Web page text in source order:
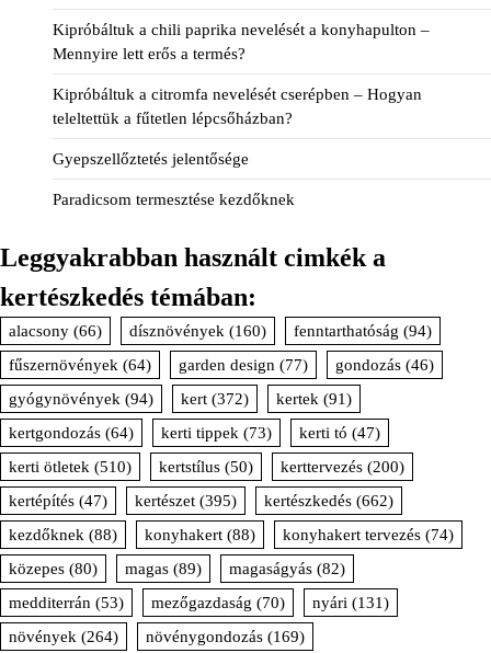
Kipróbáltuk a chili paprika nevelését a konyhapulton –
Mennyire lett erős a termés?
Kipróbáltuk a citromfa nevelését cserépben – Hogyan
teleltettük a fűtetlen lépcsőházban?
Gyepszellőztetés jelentősége
Paradicsom termesztése kezdőknek
Leggyakrabban használt cimkék a
kertészkedés témában:
alacsony (66) dísznövények (160) fenntarthatóság (94)
fűszernövények (64) garden design (77) gondozás (46)
gyógynövények (94) kert (372) kertek (91)
kertgondozás (64) kerti tippek (73) kerti tó (47)
kerti ötletek (510) kertstílus (50) kerttervezés (200)
kertépítés (47) kertészet (395) kertészkedés (662)
kezdőknek (88) konyhakert (88) konyhakert tervezés (74)
közepes (80) magas (89) magaságyás (82)
medditerrán (53) mezőgazdaság (70) nyári (131)
növények (264) növénygondozás (169)